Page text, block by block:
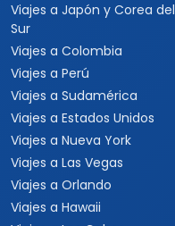
Viajes a Japón y Corea del
Sur
Viajes a Colombia
Viajes a Perú
Viajes a Sudamérica
Viajes a Estados Unidos
Viajes a Nueva York
Viajes a Las Vegas
Viajes a Orlando
Viajes a Hawaii